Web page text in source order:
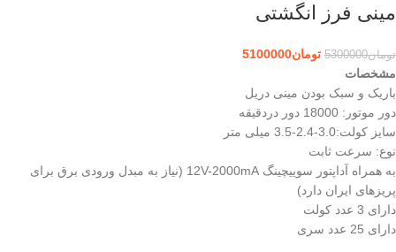
مینی فرز انگشتی
تومان5300000 تومان5100000
مشخصات
باریک و سبک بودن مینی دریل
دور موتور: 18000 دور دردقیقه
سایز کولت:3.0-2.4-3.5 میلی متر
نوع: سرعت ثابت
به همراه آداپتور سوییچینگ 12V-2000mA (نیاز به مبدل ورودی برق برای
پریزهای ایران دارد)
دارای 3 عدد کولت
دارای 25 عدد سری